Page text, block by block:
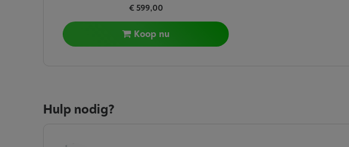
€ 599,00
Koop nu
Hulp nodig?